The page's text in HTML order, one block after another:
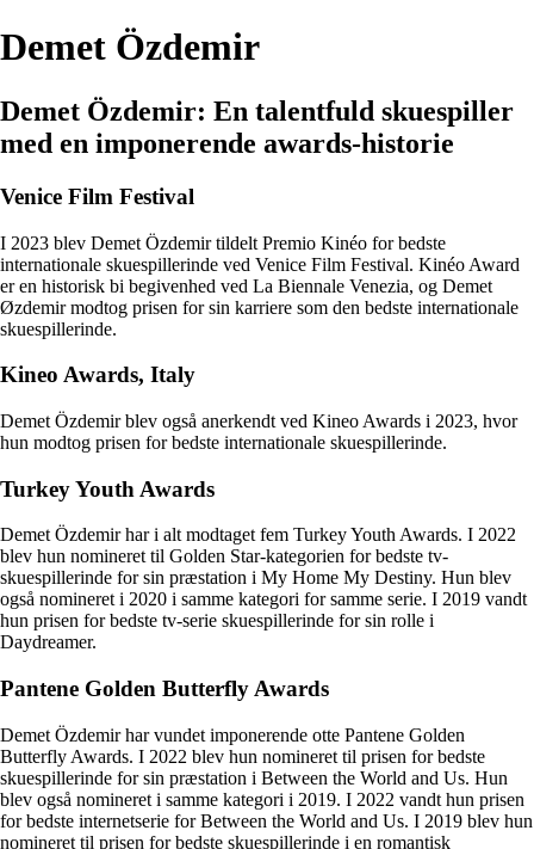
Demet Özdemir
Demet Özdemir: En talentfuld skuespiller
med en imponerende awards-historie
Venice Film Festival
I 2023 blev Demet Özdemir tildelt Premio Kinéo for bedste
internationale skuespillerinde ved Venice Film Festival. Kinéo Award
er en historisk bi begivenhed ved La Biennale Venezia, og Demet
Øzdemir modtog prisen for sin karriere som den bedste internationale
skuespillerinde.
Kineo Awards, Italy
Demet Özdemir blev også anerkendt ved Kineo Awards i 2023, hvor
hun modtog prisen for bedste internationale skuespillerinde.
Turkey Youth Awards
Demet Özdemir har i alt modtaget fem Turkey Youth Awards. I 2022
blev hun nomineret til Golden Star-kategorien for bedste tv-
skuespillerinde for sin præstation i My Home My Destiny. Hun blev
også nomineret i 2020 i samme kategori for samme serie. I 2019 vandt
hun prisen for bedste tv-serie skuespillerinde for sin rolle i
Daydreamer.
Pantene Golden Butterfly Awards
Demet Özdemir har vundet imponerende otte Pantene Golden
Butterfly Awards. I 2022 blev hun nomineret til prisen for bedste
skuespillerinde for sin præstation i Between the World and Us. Hun
blev også nomineret i samme kategori i 2019. I 2022 vandt hun prisen
for bedste internetserie for Between the World and Us. I 2019 blev hun
nomineret til prisen for bedste skuespillerinde i en romantisk